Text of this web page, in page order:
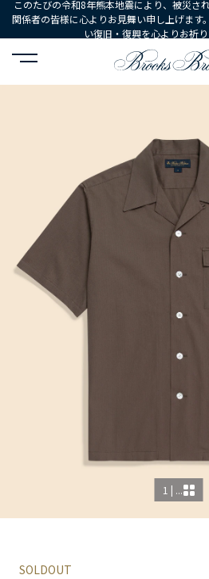
このたびの令和8年熊本地震により、被災さ
関係者の皆様に心よりお見舞い申し上げます
い復旧・復興を心よりお祈り
HOME ウェア シャツ
1 | ...
SOLDOUT